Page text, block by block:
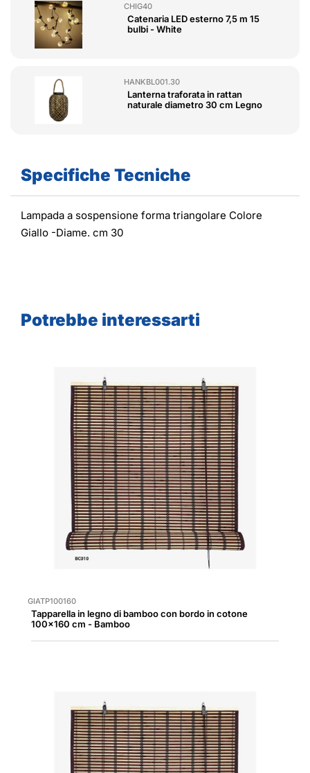
CHIG40
Catenaria LED esterno 7,5 m 15
bulbi - White
HANKBL001.30
Lanterna traforata in rattan
naturale diametro 30 cm Legno
Specifiche Tecniche
Lampada a sospensione forma triangolare Colore
Giallo -Diame. cm 30
Potrebbe interessarti
GIATP100160
Tapparella in legno di bamboo con bordo in cotone
100x160 cm - Bamboo